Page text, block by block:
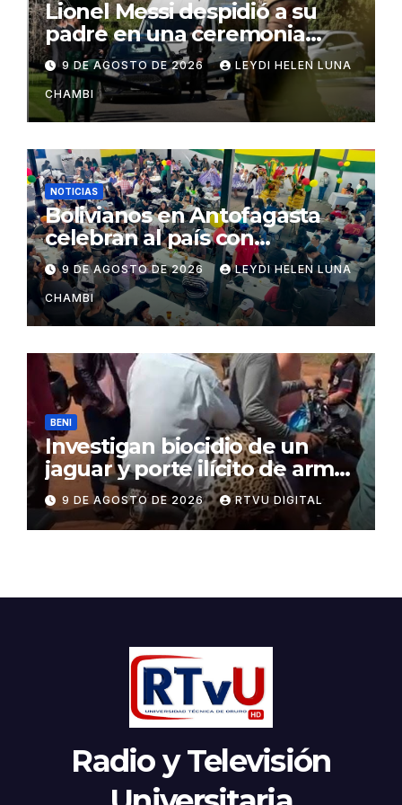
Lionel Messi despidió a su
padre en una ceremonia
íntima en Rosario
9 DE AGOSTO DE 2026 LEYDI HELEN LUNA
CHAMBI
NOTICIAS
Bolivianos en Antofagasta
celebran al país con
gastronomía, folclore y un
llamado a la unidad
9 DE AGOSTO DE 2026 LEYDI HELEN LUNA
CHAMBI
BENI
Investigan biocidio de un
jaguar y porte ilícito de armas
en Beni
9 DE AGOSTO DE 2026 RTVU DIGITAL
Radio y Televisión